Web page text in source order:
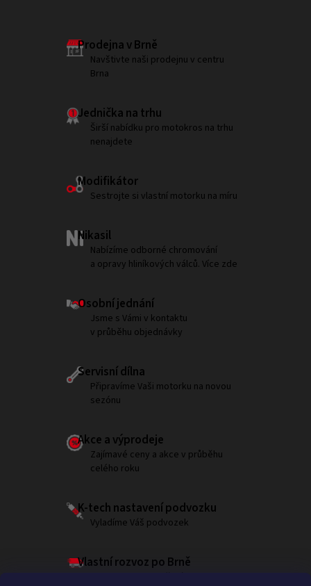
Prodejna v Brně
Navštivte naši prodejnu v centru
Brna
Jednička na trhu
Širší nabídku pro motokros na trhu
nenajdete
Modifikátor
Sestrojte si vlastní motorku na míru
Nikasil
Nabízíme odborné chromování
a opravy hliníkových válců. Více zde
Osobní jednání
Jsme s Vámi v kontaktu
v průběhu objednávky
Servisní dílna
Připravíme Vaši motorku na novou
sezónu
Akce a výprodeje
Zajímavé ceny a akce v průběhu
celého roku
K-tech nastavení podvozku
Vyladíme Váš podvozek
Vlastní rozvoz po Brně
Garantujeme doručení do 180 minut